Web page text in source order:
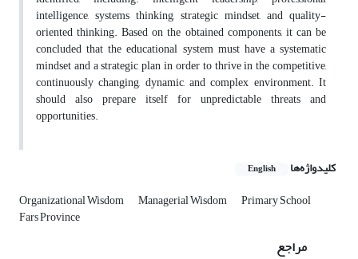
intelligence, systems thinking, strategic mindset, and quality-
oriented thinking. Based on the obtained components, it can be
concluded that the educational system must have a systematic
mindset and a strategic plan in order to thrive in the competitive,
continuously changing, dynamic, and complex environment. It
should also prepare itself for unpredictable threats and
opportunities.
کلیدواژه‌ها English
Organizational Wisdom Managerial Wisdom Primary School
Fars Province
مراجع